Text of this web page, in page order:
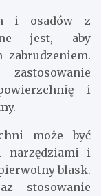
i osadów z
jest, aby
i
może być
narzędziami i
blask.
stosowanie